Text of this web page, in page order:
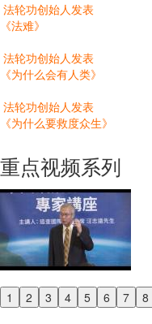
法轮功创始人发表
《法难》
法轮功创始人发表
《为什么会有人类》
法轮功创始人发表
《为什么要救度众生》
重点视频系列
1 2 3 4 5 6 7 8
Previous